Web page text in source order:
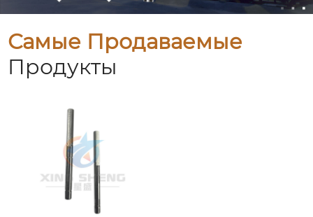
Самые Продаваемые
Продукты